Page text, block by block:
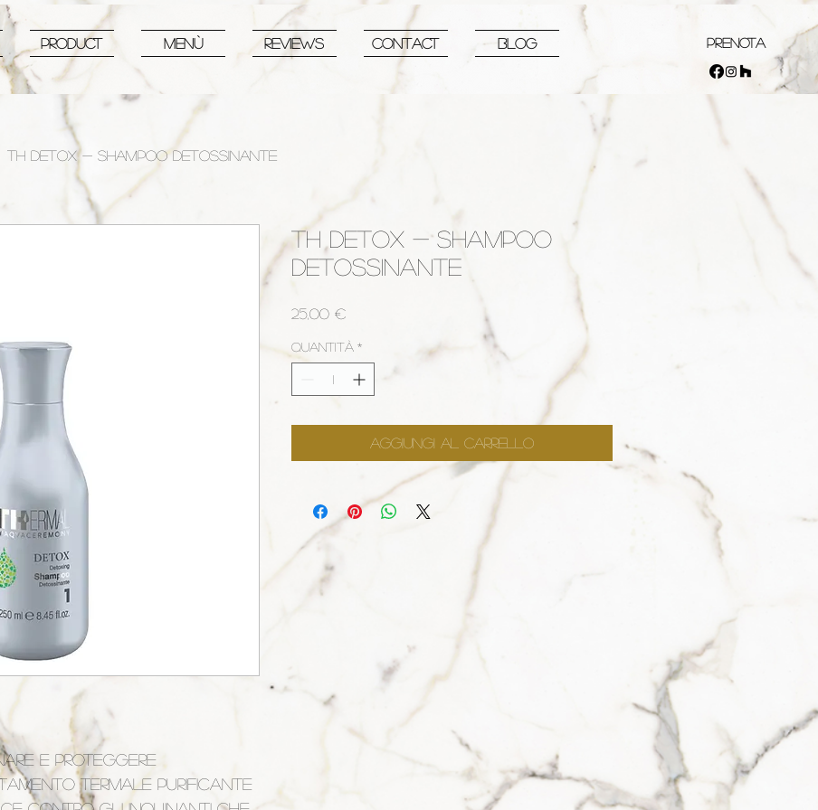
PRODUCT MENù REVIEWS CONTACT Blog PRENOTA
TH DETOX - SHAMPOO DETOSSINANTE
E PROTEGGERE
termale purificante
TH DETOX - SHAMPOO
DETOSSINANTE
25,00 €Prezzo
Quantità *
Aggiungi al carrello